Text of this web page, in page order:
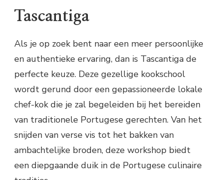
Tascantiga
Als je op zoek bent naar een meer persoonlijke
en authentieke ervaring, dan is Tascantiga de
perfecte keuze. Deze gezellige kookschool
wordt gerund door een gepassioneerde lokale
chef-kok die je zal begeleiden bij het bereiden
van traditionele Portugese gerechten. Van het
snijden van verse vis tot het bakken van
ambachtelijke broden, deze workshop biedt
een diepgaande duik in de Portugese culinaire